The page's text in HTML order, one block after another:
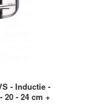
- Inductie -
20 - 24 cm +